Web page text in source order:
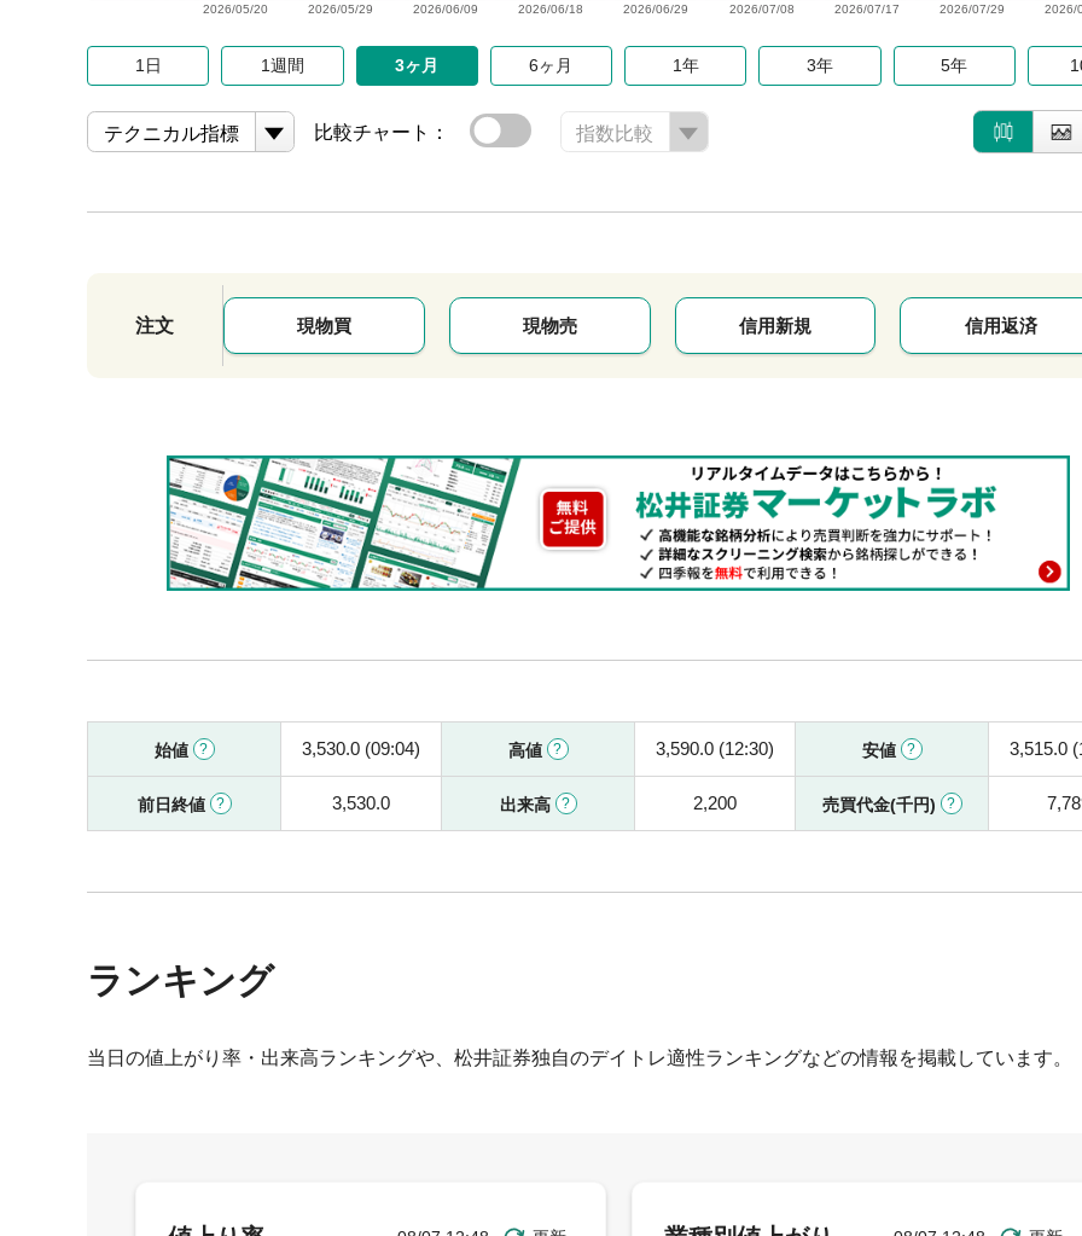
2026/
2026/07/29
2026/07/17
2026/07/08
2026/06/29
2026/06/18
2026/06/09
2026/05/29
2026/05/20
1日 1週間 3ヶ月 6ヶ月 1年 3年 5年
テクニカル指標 比較チャート： 指数比較
注文 現物買 現物売 信用新規 信用返済
始値 3,530.0 (09:04) 高値 3,590.0 (12:30) 安値 3,515.0
前日終値 3,530.0 出来高 2,200 売買代金(千円)
ランキング
当日の値上がり率・出来高ランキングや、松井証券独自のデイトレ適性ランキングなどの情報を掲載しています。